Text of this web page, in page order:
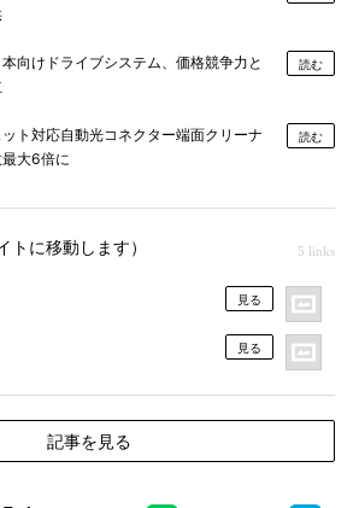
向けドライブシステム、価格競争力と
読む
ット対応自動光コネクター端面クリーナ
大6倍に
読む
トに移動します） 5 links
見る
見る
記事を見る